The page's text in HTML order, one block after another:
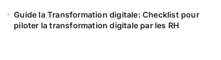
Guide la Transformation digitale: Checklist pour
piloter la transformation digitale par les RH